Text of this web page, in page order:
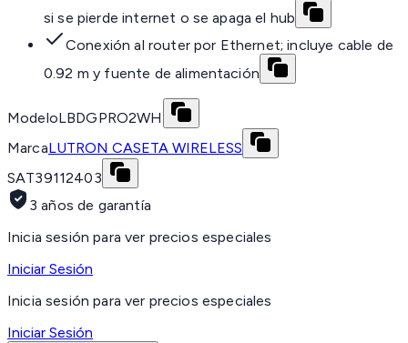
si se pierde internet o se apaga el hub
Conexión al router por Ethernet; incluye cable de
0.92 m y fuente de alimentación
ModeloLBDGPRO2WH
MarcaLUTRON CASETA WIRELESS
SAT39112403
3 años de garantía
Inicia sesión para ver precios especiales
Iniciar Sesión
Inicia sesión para ver precios especiales
Iniciar Sesión